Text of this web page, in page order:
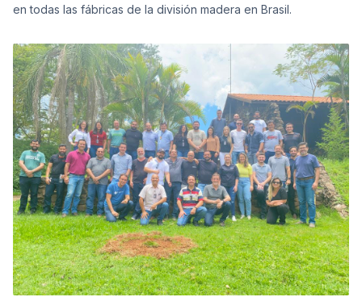
en todas las fábricas de la división madera en Brasil.